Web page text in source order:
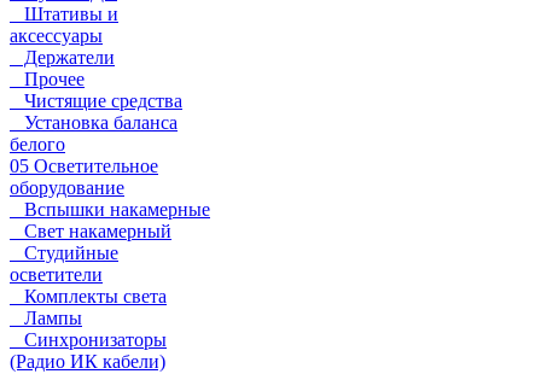
Штативы и
аксессуары
Держатели
Прочее
Чистящие средства
Установка баланса
белого
05 Осветительное
оборудование
Вспышки накамерные
Свет накамерный
Студийные
осветители
Комплекты света
Лампы
Синхронизаторы
(Радио ИК кабели)